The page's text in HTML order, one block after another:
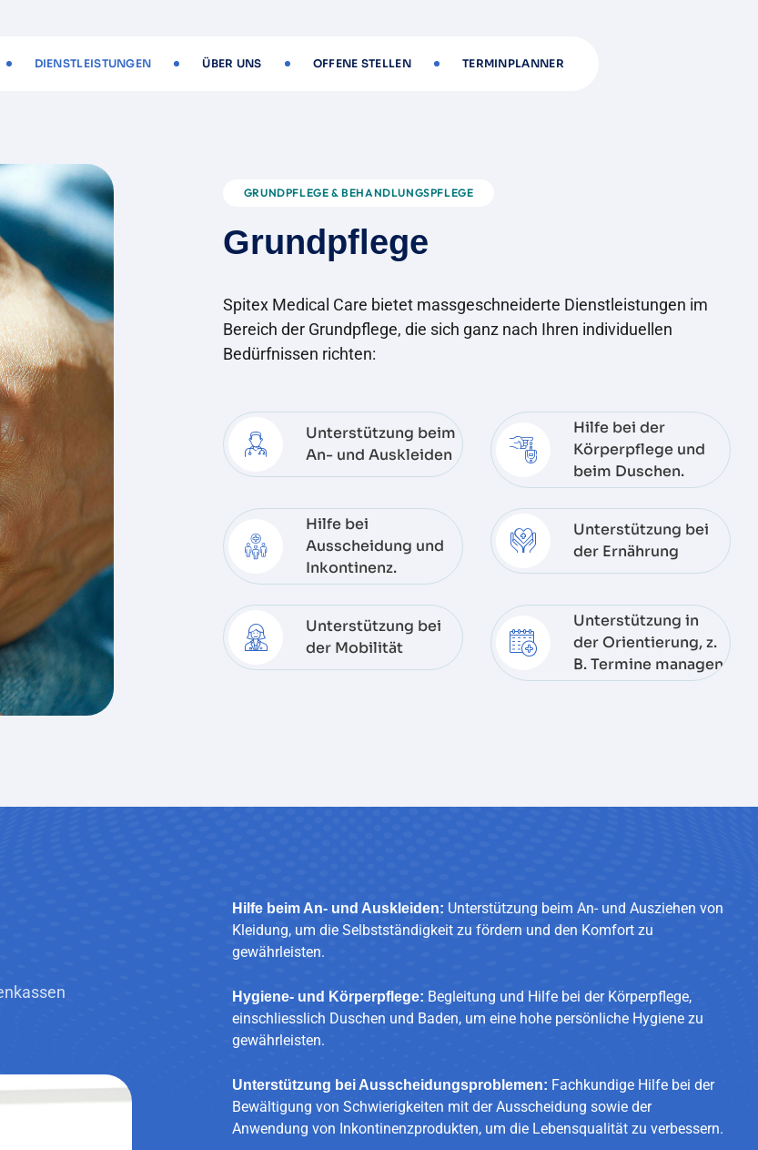
DIENSTLEISTUNGEN ÜBER UNS OFFENE STELLEN TERMINPLANNER
GRUNDPFLEGE & BEHANDLUNGSPFLEGE
Grund pfl ege
Spitex Medical Care bietet massgeschneiderte Dienstleistungen im
Bereich der Grundpflege, die sich ganz nach Ihren individuellen
Bedürfnissen richten:
Unterstützung beim
An- und Auskleiden
Hilfe bei der
Körperpflege und
beim Duschen.
Hilfe bei
Ausscheidung und
Inkontinenz.
Unterstützung bei
der Ernährung
Unterstützung bei
der Mobilität
Unterstützung in
der Orientierung, z.
B. Termine managen
Hilfe beim An- und Auskleiden: Unterstützung beim An- und Ausziehen von
Kleidung, um die Selbstständigkeit zu fördern und den Komfort zu
gewährleisten.
Hygiene- und Körperpflege: Begleitung und Hilfe bei der Körperpflege,
einschliesslich Duschen und Baden, um eine hohe persönliche Hygiene zu
gewährleisten.
Unterstützung bei Ausscheidungsproblemen: Fachkundige Hilfe bei der
Bewältigung von Schwierigkeiten mit der Ausscheidung sowie der
Anwendung von Inkontinenzprodukten, um die Lebensqualität zu verbessern.